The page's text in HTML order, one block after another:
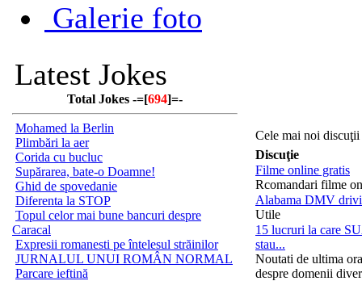
Galerie foto
Latest Jokes
Total Jokes -=[694]=-
Mohamed la Berlin
Plimbări la aer
Corida cu bucluc
Supărarea, bate-o Doamne!
Ghid de spovedanie
Diferenta la STOP
Topul celor mai bune bancuri despre
Caracal
Expresii romanesti pe întelesul străinilor
JURNALUL UNUI ROMÂN NORMAL
Parcare ieftină
Cele mai noi
Discuţie
Filme online gratis
Rcomandari filme
Alabama DMV
Utile
15 lucruri la care
stau...
Noutati de ultima ora
despre domenii